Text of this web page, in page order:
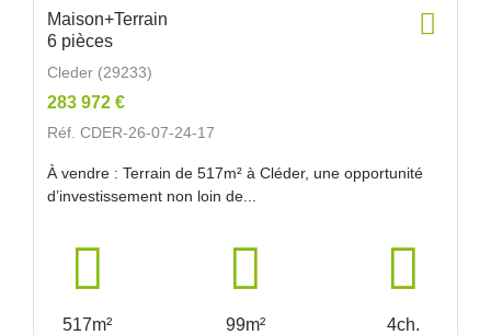
Maison+Terrain
6 pièces
Cleder (29233)
283 972 €
Réf. CDER-26-07-24-17
À vendre : Terrain de 517m² à Cléder, une opportunité
d’investissement non loin de...
517m² 99m² 4ch.